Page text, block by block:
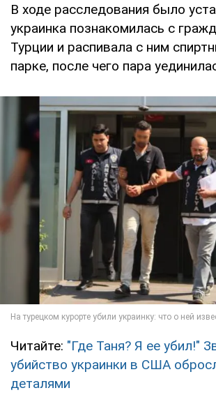
В ходе расследования было
украинка познакомилась с
Турции и распивала с ним
парке, после чего пара
Читайте: "Где Таня? Я ее убил!"
убийство украинки в США
деталями